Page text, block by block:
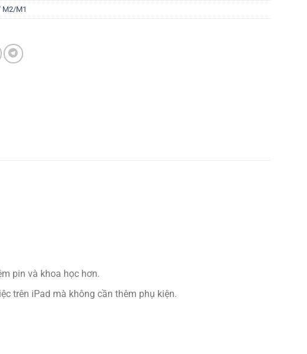
M2/M1
pin và khoa học hơn.
trên iPad mà không cần thêm phụ kiện.